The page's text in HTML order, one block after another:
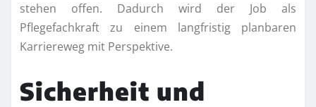
stehen offen. Dadurch wird der Job als
Pflegefachkraft zu einem langfristig planbaren
Karriereweg mit Perspektive.
Sicherheit und